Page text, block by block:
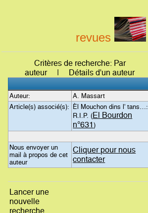
revues
Critères de recherche: Par
auteur | Détails d'un auteur
Auteur:
A. Massart
Article(s) associé(s):
Èl Mouchon dins l' tans…:
R.I.P. (El Bourdon
n°631)
Nous envoyer un
mail à propos de cet
auteur
Cliquer pour nous
contacter
Lancer une
nouvelle
recherche...